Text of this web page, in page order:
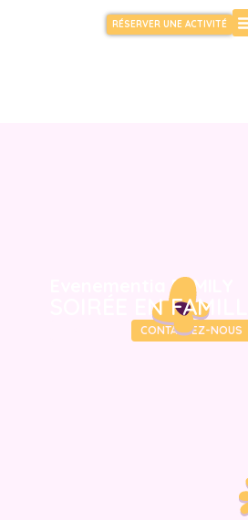
RÉSERVER UNE ACTIVITÉ
Evenementia FAMILY
SOIRÉE EN FAMILLE
CONTACTEZ-NOUS